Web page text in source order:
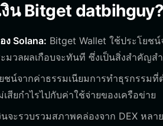
งิน Bitget datbihguy?
ง Solana: Bitget Wallet ใช้ประโยช
วลผลเกือบจะทันที ซึ่งเป็นสิ่งสำคัญส
ชน์จากค่าธรรมเนียมการทำธุรกรรม
สียกำไรไปกับค่าใช้จ่ายของเครือข่าย
นจะรวบรวมสภาพคล่องจาก DEX ห